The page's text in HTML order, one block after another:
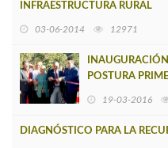
INFRAESTRUCTURA RURAL
03-06-2014 12971
POSTURA
19-03-2016
DIAGNÓSTICO PARA LA